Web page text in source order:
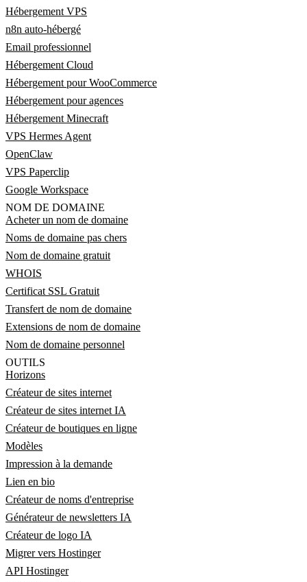
Hébergement VPS
n8n auto-hébergé
Email professionnel
Hébergement Cloud
Hébergement pour WooCommerce
Hébergement pour agences
Hébergement Minecraft
VPS Hermes Agent
OpenClaw
VPS Paperclip
Google Workspace
NOM DE DOMAINE
Acheter un nom de domaine
Noms de domaine pas chers
Nom de domaine gratuit
WHOIS
Certificat SSL Gratuit
Transfert de nom de domaine
Extensions de nom de domaine
Nom de domaine personnel
OUTILS
Horizons
Créateur de sites internet
Créateur de sites internet IA
Créateur de boutiques en ligne
Modèles
Impression à la demande
Lien en bio
Créateur de noms d'entreprise
Générateur de newsletters IA
Créateur de logo IA
Migrer vers Hostinger
API Hostinger